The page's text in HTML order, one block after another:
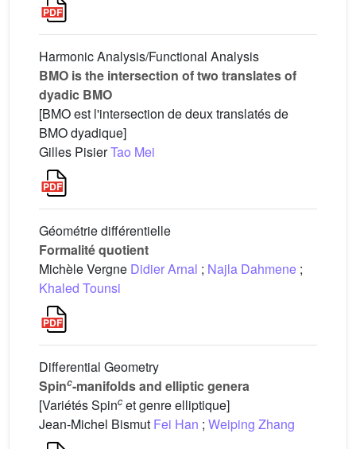
Harmonic Analysis/Functional Analysis
BMO is the intersection of two translates of
dyadic BMO
[BMO est l'intersection de deux translatés de
BMO dyadique]
Gilles PisierTao Mei
Géométrie différentielle
Formalité quotient
Michèle Vergne Didier Arnal ; Najla Dahmene ;
Khaled Tounsi
Differential Geometry
Spinc-manifolds and elliptic genera
[Variétés Spinc et genre elliptique]
Jean-Michel Bismut Fei Han ; Weiping Zhang